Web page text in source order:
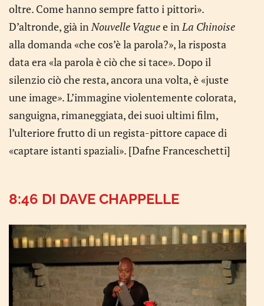
oltre. Come hanno sempre fatto i pittori».
D’altronde, già inNouvelle Vaguee inLa Chinoise
alla domanda «che cos’è la parola?», la risposta
data era «la parola è ciò che si tace». Dopo il
silenzio ciò che resta, ancora una volta, è «juste
une image». L’immagine violentemente colorata,
sanguigna, rimaneggiata, dei suoi ultimi film,
l’ulteriore frutto di un regista-pittore capace di
«captare istanti spaziali». [Dafne Franceschetti]
8:46 DI DAVE CHAPPELLE